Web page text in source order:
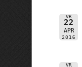
VR
22
APR
2016
VR